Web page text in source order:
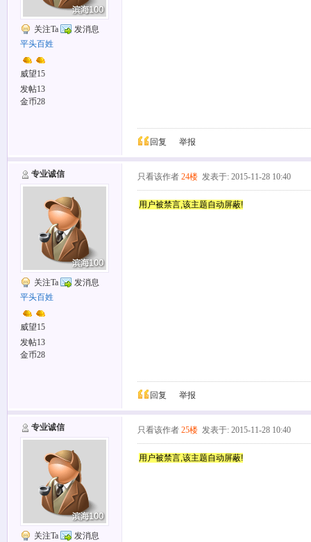
关注Ta
发消息
平头百姓
威望15
发帖13
金币28
回复 举报
专业诚信
关注Ta
发消息
平头百姓
威望15
发帖13
金币28
只看该作者 24楼 发表于: 2015-11-28 10:40
用户被禁言,该主题自动屏蔽!
回复 举报
专业诚信
关注Ta
发消息
只看该作者 25楼 发表于: 2015-11-28 10:40
用户被禁言,该主题自动屏蔽!